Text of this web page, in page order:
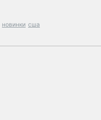
новинки сша